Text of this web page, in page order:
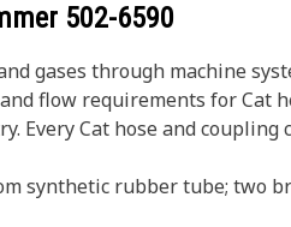
502-6590
gases through machine
flow requirements for Cat
Every Cat hose and
synthetic rubber tube;